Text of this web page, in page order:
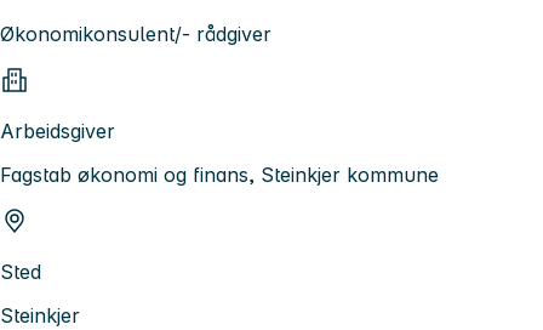
Økonomikonsulent/- rådgiver
Arbeidsgiver
Fagstab økonomi og finans, Steinkjer kommune
Sted
Steinkjer